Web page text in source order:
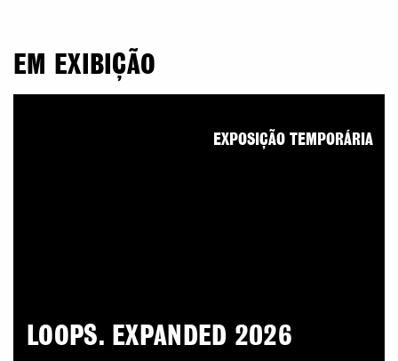
EM EXIBIÇÃO
LOOPS. EXPANDED 2026
EXPOSIÇÃO TEMPORÁRIA